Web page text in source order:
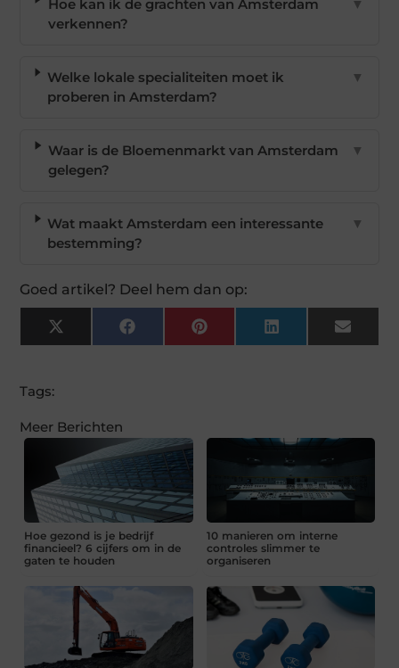
Hoe kan ik de grachten van Amsterdam
verkennen?
▼
Welke lokale specialiteiten moet ik
proberen in Amsterdam?
▼
Waar is de Bloemenmarkt van Amsterdam
gelegen?
▼
Wat maakt Amsterdam een interessante
bestemming?
▼
Goed artikel? Deel hem dan op:
X
(Twitter)
FacebookPinterest LinkedIn Email
Tags:
Meer Berichten
Hoe gezond is je bedrijf
financieel? 6 cijfers om in de
gaten te houden
10 manieren om interne
controles slimmer te
organiseren